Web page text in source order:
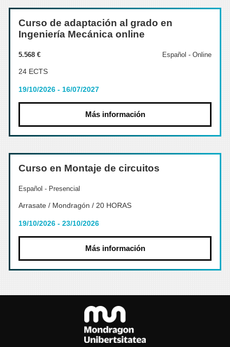
Curso de adaptación al grado en
Ingeniería Mecánica online
5.568 € Español - Online
24 ECTS
19/10/2026 - 16/07/2027
Más información
Curso en Montaje de circuitos
Español - Presencial
Arrasate / Mondragón / 20 HORAS
19/10/2026 - 23/10/2026
Más información